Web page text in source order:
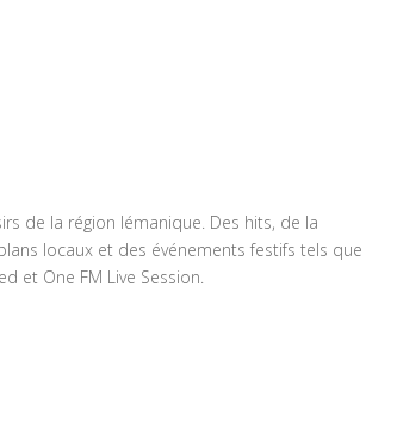
de la région lémanique. Des hits, de la
locaux et des événements festifs tels que
et One FM Live Session.